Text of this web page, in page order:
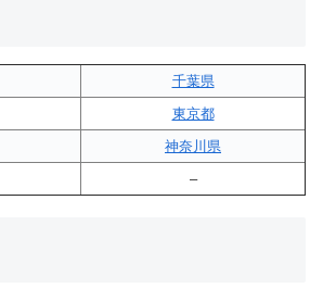
千葉県
東京都
神奈川県
–